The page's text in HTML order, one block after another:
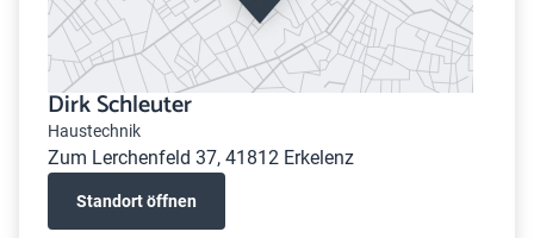
Dirk Schleuter
Haustechnik
Zum Lerchenfeld 37, 41812 Erkelenz
Standort öffnen